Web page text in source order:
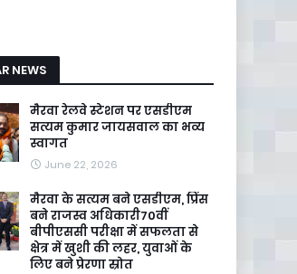
NEWS
मैरवा रेलवे स्टेशन पर एसडीएम
सत्यम कुमार जायसवाल का भव्य
स्वागत
June 22, 2026
मैरवा के सत्यम बने एसडीएम, प्रिंस
बने राजस्व अधिकारी70वीं
बीपीएससी परीक्षा में सफलता से
क्षेत्र में खुशी की लहर, युवाओं के
लिए बने प्रेरणा स्रोत